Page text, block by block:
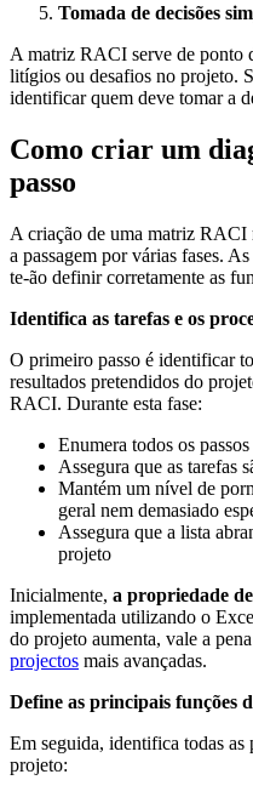
Tomada de decisões
A matriz RACI serve de ponto
litígios ou desafios no projeto.
identificar quem deve tomar a
Como criar um
passo
A criação de uma matriz RACI
a passagem por várias fases.
te-ão definir corretamente as
Identifica as tarefas e os
O primeiro passo é identificar
resultados pretendidos do
RACI. Durante esta fase:
Enumera todos os
Assegura que as tarefas
Mantém um nível de
geral nem demasiado
Assegura que a lista
projeto
Inicialmente, a propriedade
implementada utilizando o
do projeto aumenta, vale a
projectos mais avançadas.
Define as principais funções
Em seguida, identifica todas as
projeto: